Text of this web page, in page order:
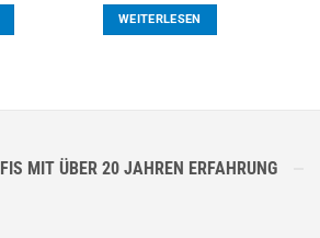
WEITERLESEN
MIT ÜBER 20 JAHREN ERFAHRUNG